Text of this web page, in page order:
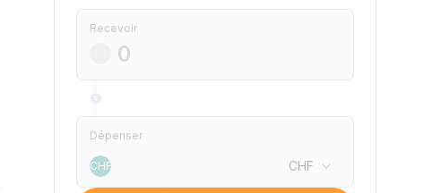
Recevoir
Dépenser
CHF CHF